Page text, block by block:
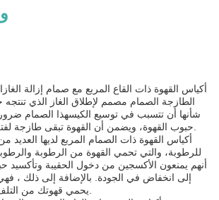
أكياس القهوة ذات القاع المربع مع صمام إزالة
الطازجة الصمام مصمم لإطلاق الغاز الذي
شأنها أن تتسبب في توسيع الكيسهذا الصمام
أكياس القهوة ذات الصمام المربع لديها العديد
للرطوبة، والتي تحمي القهوة من الرطوبة
أنهم يمنعون الأكسجين من دخول الحقيبة وتأكسيد
إلى انخفاض في الجودة. بالإضافة إلى ذلك ،